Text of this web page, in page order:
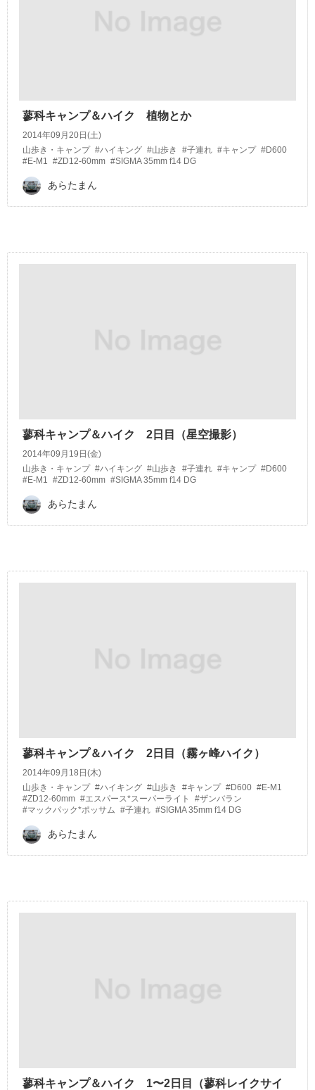
蓼科キャンプ＆ハイク 植物とか
2014年09月20日(土)
山歩き・キャンプ #ハイキング #山歩き #子連れ #キャンプ #D600
#E-M1
#ZD12-60mm #SIGMA 35mm f14 DG
あらたまん
蓼科キャンプ＆ハイク 2日目（星空撮影）
2014年09月19日(金)
山歩き・キャンプ #ハイキング #山歩き #子連れ #キャンプ #D600
#E-M1
#ZD12-60mm #SIGMA 35mm f14 DG
あらたまん
蓼科キャンプ＆ハイク 2日目（霧ヶ峰ハイク）
2014年09月18日(木)
山歩き・キャンプ #ハイキング #山歩き #キャンプ #D600 #E-M1
#ZD12-60mm #エスパース*スーパーライト
#ザンバラン
#マックパック*ポッサム #子連れ #SIGMA 35mm f14 DG
あらたまん
蓼科キャンプ＆ハイク 1〜2日目（蓼科レイクサイ